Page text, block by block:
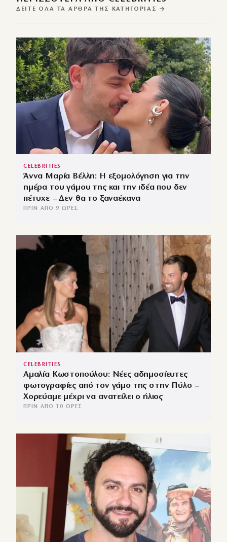
ΔΕΊΤΕ ΌΛΑ ΤΑ ΆΡΘΡΑ ΤΗΣ ΚΑΤΗΓΟΡΊΑΣ →
CELEBRITIES
Άννα Μαρία Βέλλη: Η εξομολόγηση για την
ημέρα του γάμου της και την ιδέα που δεν
πέτυχε – Δεν θα το ξαναέκανα
ΠΡΙΝ ΑΠΌ 9 ΏΡΕΣ
CELEBRITIES
Αμαλία Κωστοπούλου: Νέες αδημοσίευτες
φωτογραφίες από τον γάμο της στην Πύλο –
Χορεύαμε μέχρι να ανατείλει ο ήλιος
ΠΡΙΝ ΑΠΌ 10 ΏΡΕΣ